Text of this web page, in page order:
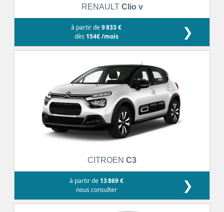
RENAULT Clio v
à partir de9 833 €
dès 154€ /mois ❯
CITROEN C3
à partir de 13 869 €
nous consulter
❯